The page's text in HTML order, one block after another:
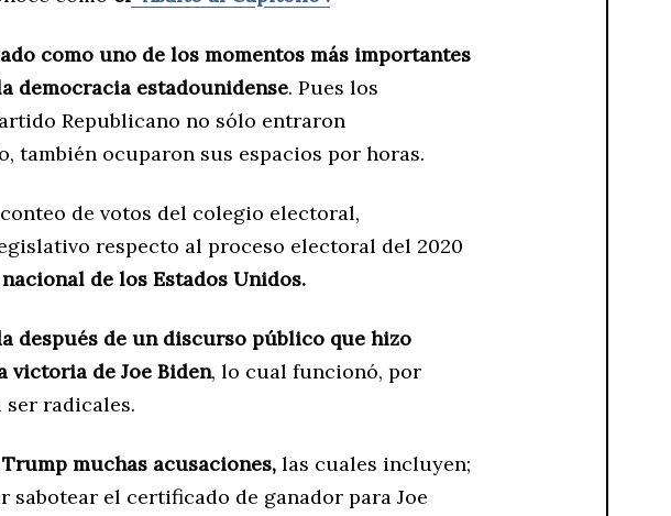
como uno de los momentos más importantes
democracia estadounidense. Pues los
Republicano no sólo entraron
también ocuparon sus espacios por horas.
de votos del colegio electoral,
respecto al proceso electoral del 2020
de los Estados Unidos.
después de un discurso público que hizo
victoria de Joe Biden, lo cual funcionó, por
radicales.
muchas acusaciones, las cuales incluyen;
el certificado de ganador para Joe